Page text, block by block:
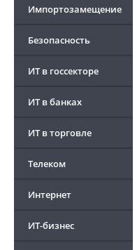
Импортозамещение
Безопасность
ИТ в госсекторе
ИТ в банках
ИТ в торговле
Телеком
Интернет
ИТ-бизнес
Цифровизация